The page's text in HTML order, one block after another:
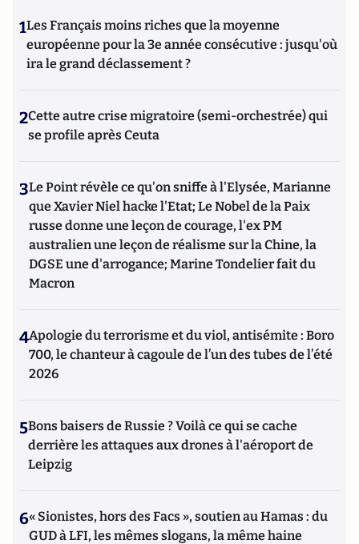
1Les Français moins riches que la moyenne
européenne pour la 3e année consécutive : jusqu'où
ira le grand déclassement ?
2Cette autre crise migratoire (semi-orchestrée) qui
se profile après Ceuta
3Le Point révèle ce qu'on sniffe à l'Elysée, Marianne
que Xavier Niel hacke l'Etat; Le Nobel de la Paix
russe donne une leçon de courage, l'ex PM
australien une leçon de réalisme sur la Chine, la
DGSE une d'arrogance; Marine Tondelier fait du
Macron
4Apologie du terrorisme et du viol, antisémite : Boro
700, le chanteur à cagoule de l’un des tubes de l’été
2026
5Bons baisers de Russie ? Voilà ce qui se cache
derrière les attaques aux drones à l'aéroport de
Leipzig
6« Sionistes, hors des Facs », soutien au Hamas : du
GUD à LFI, les mêmes slogans, la même haine